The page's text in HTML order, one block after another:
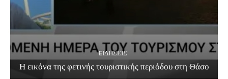
EΙΔΗΣΕΙΣ
Η εικόνα της φετινής τουριστικής περιόδου στη Θάσο